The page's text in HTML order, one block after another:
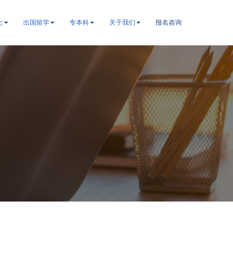
出国留学 专本科 关于我们 报名咨询